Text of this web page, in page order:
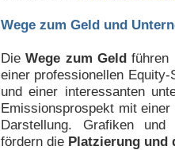
Wege zum Geld und
DieWege zum Geld
einer professionellen
und einer interessanten
Emissionsprospekt mit
Darstellung. Grafiken
fördern die Platzierung und